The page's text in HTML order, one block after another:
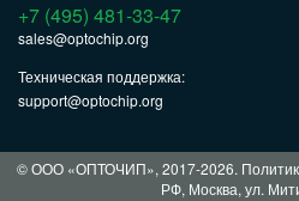
+7 (495) 481-33-47
sales@optochip.org
Техническая поддержка:
support@optochip.org
© ООО «ОПТОЧИП», 2017-2026.
РФ, Москва, ул.